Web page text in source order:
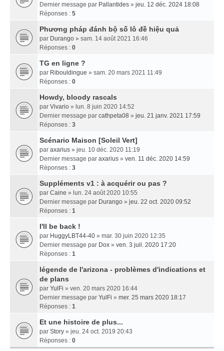
Dernier message par Pallantides » jeu. 12 déc. 2024 18:08
Réponses : 5
Phương pháp đánh bộ số lô đề hiệu quả
par Durango » sam. 14 août 2021 16:46
Réponses : 0
TG en ligne ?
par Ribouldingue » sam. 20 mars 2021 11:49
Réponses : 0
Howdy, bloody rascals
par Vivario » lun. 8 juin 2020 14:52
Dernier message par cathpeta08 » jeu. 21 janv. 2021 17:59
Réponses : 3
Scénario Maison [Soleil Vert]
par axarius » jeu. 10 déc. 2020 11:19
Dernier message par axarius » ven. 11 déc. 2020 14:59
Réponses : 3
Suppléments v1 : à acquérir ou pas ?
par Caine » lun. 24 août 2020 10:55
Dernier message par Durango » jeu. 22 oct. 2020 09:52
Réponses : 1
I'll be back !
par HuggyLBT44-40 » mar. 30 juin 2020 12:35
Dernier message par Dox » ven. 3 juil. 2020 17:20
Réponses : 1
légende de l'arizona - problèmes d'indications et
de plans
par YulFi » ven. 20 mars 2020 16:44
Dernier message par YulFi » mer. 25 mars 2020 18:17
Réponses : 1
Et une histoire de plus...
par Story » jeu. 24 oct. 2019 20:43
Réponses : 0